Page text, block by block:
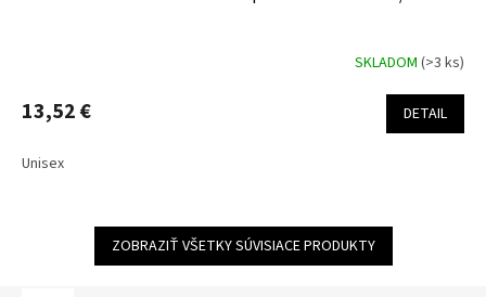
SKLADOM (>3 ks)
13,52 € DETAIL
Unisex
ZOBRAZIŤ VŠETKY SÚVISIACE PRODUKTY